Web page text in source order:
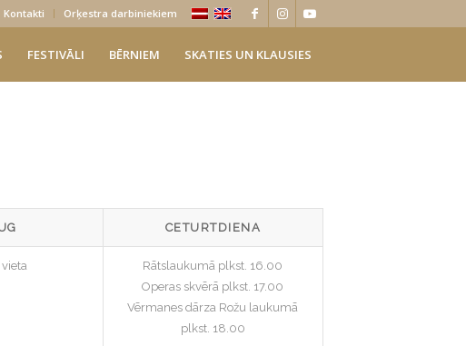
Kontakti Orķestra darbiniekiem
FESTIVĀLI BĒRNIEM SKATIES UN KLAUSIES
CETURTDIENA
Rātslaukumā plkst. 16.00
Operas skvērā plkst. 17.00
Vērmanes dārza Rožu laukumā
plkst. 18.00